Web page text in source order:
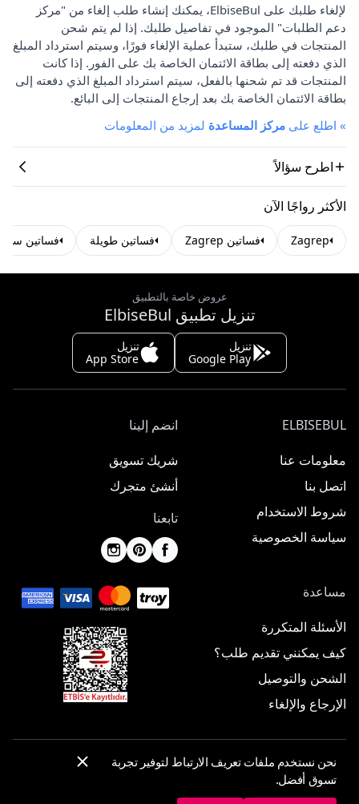
لإلغاء طلبك على ElbiseBul، يمكنك إنشاء طلب إلغاء من "مركز
دعم الطلبات" الموجود في تفاصيل طلبك. إذا لم يتم شحن
المنتجات في طلبك، ستبدأ عملية الإلغاء فورًا، وسيتم استرداد المبلغ
الذي دفعته إلى بطاقة الائتمان الخاصة بك على الفور. إذا كانت
المنتجات قد تم شحنها بالفعل، سيتم استرداد المبلغ الذي دفعته إلى
بطاقة الائتمان الخاصة بك بعد إرجاع المنتجات إلى البائع.
» اطلع على مركز المساعدة لمزيد من المعلومات
اطرح سؤالاً
الأكثر رواجًا الآن
Zagrep فساتين Zagrep فساتين طويلة فساتين
عروض خاصة بالتطبيق
تنزيل تطبيق ElbiseBul
تنزيل
Google Play
تنزيل
App Store
ELBISEBUL
معلومات عنا
اتصل بنا
شروط الاستخدام
سياسة الخصوصية
انضم إلينا
شريك تسويق
أنشئ متجرك
تابعنا
مساعدة
الأسئلة المتكررة
كيف يمكنني تقديم طلب؟
الشحن والتوصيل
الإرجاع والإلغاء
نحن نستخدم ملفات تعريف الارتباط لتوفير تجربة
تسوق أفضل.